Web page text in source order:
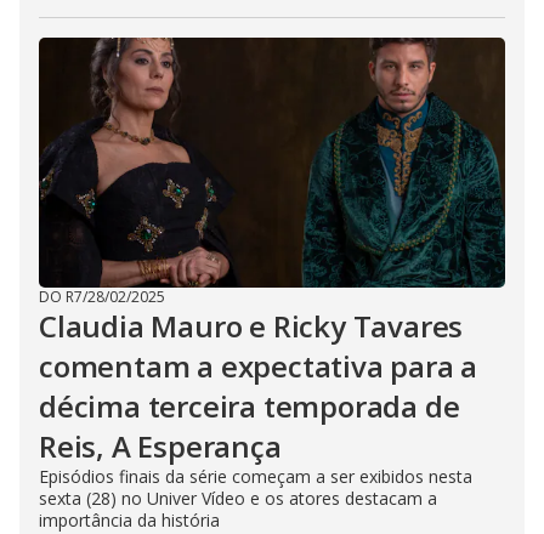
DO R7/28/02/2025
Claudia Mauro e Ricky Tavares
comentam a expectativa para a
décima terceira temporada de
Reis, A Esperança
Episódios finais da série começam a ser exibidos nesta
sexta (28) no Univer Vídeo e os atores destacam a
importância da história